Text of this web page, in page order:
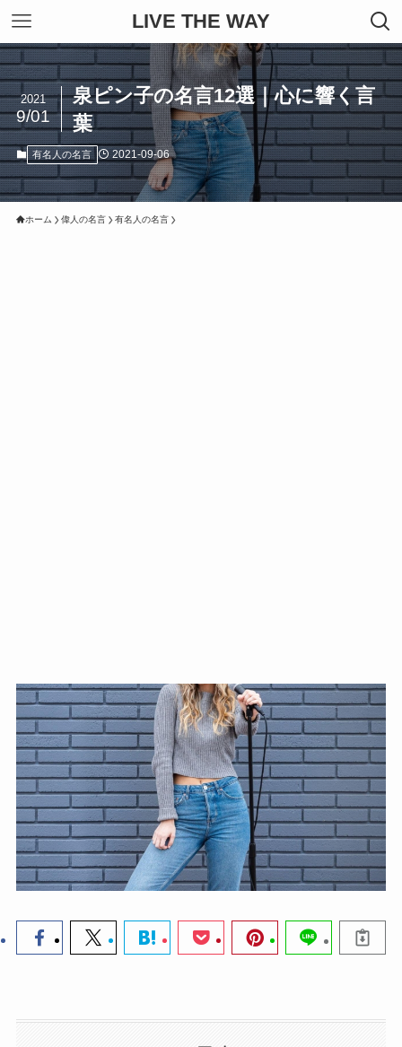
LIVE THE WAY
泉ピン子の名言12選｜心に響く言
葉
2021
9/01
有名人の名言 2021-09-06
ホーム 偉人の名言 有名人の名言